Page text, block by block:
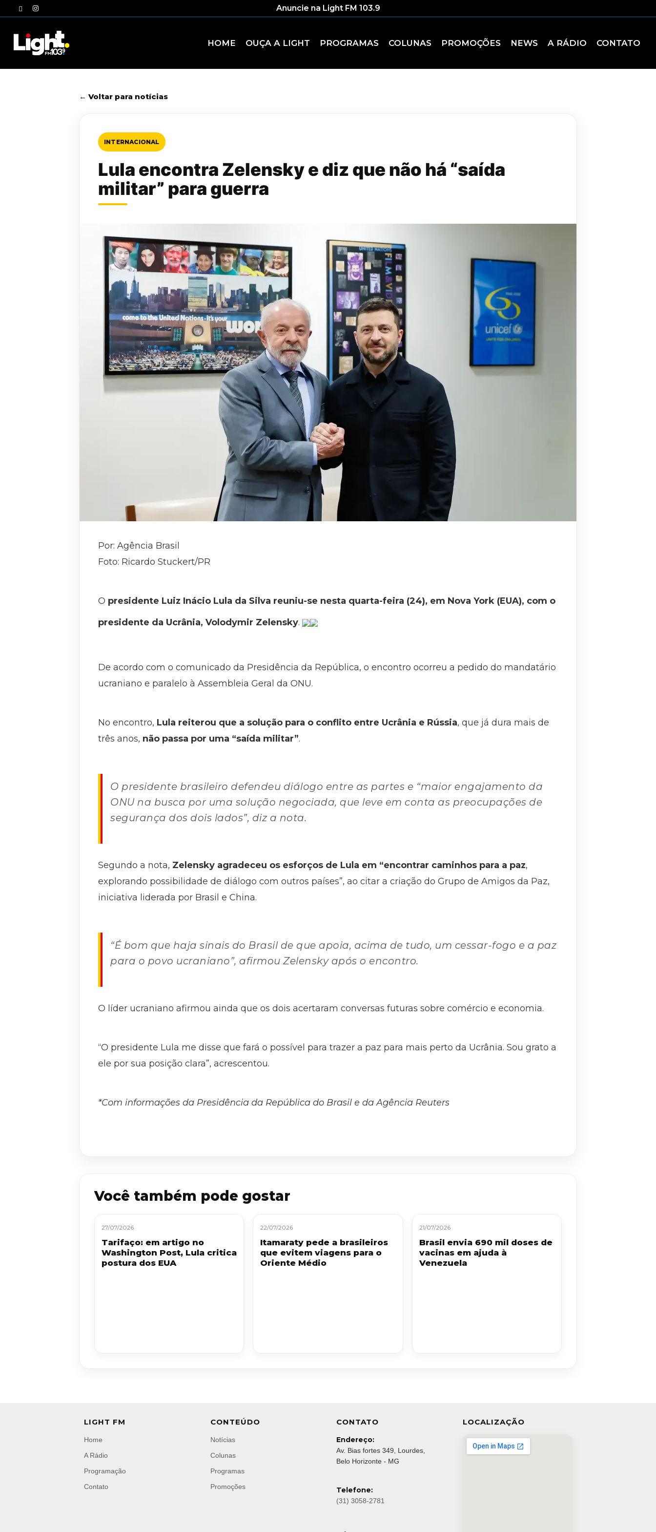
to
twitterinstagram Anuncie na Light FM 103.9
HOME OUÇA A LIGHT PROGRAMAS COLUNAS PROMOÇÕES NEWS A RÁDIO CONTATO
← Voltar para notícias
INTERNACIONAL
Lula encontra Zelensky e diz que não há “saída
militar” para guerra
Por: Agência Brasil
Foto: Ricardo Stuckert/PR
O presidente Luiz Inácio Lula da Silva reuniu-se nesta quarta-feira (24), em Nova York (EUA), com o
presidente da Ucrânia, Volodymir Zelensky.
De acordo com o comunicado da Presidência da República, o encontro ocorreu a pedido do mandatário
ucraniano e paralelo à Assembleia Geral da ONU.
No encontro, Lula reiterou que a solução para o conflito entre Ucrânia e Rússia, que já dura mais de
três anos, não passa por uma “saída militar”.
O presidente brasileiro defendeu diálogo entre as partes e “maior engajamento da
ONU na busca por uma solução negociada, que leve em conta as preocupações de
segurança dos dois lados”, diz a nota.
Segundo a nota, Zelensky agradeceu os esforços de Lula em “encontrar caminhos para a paz,
explorando possibilidade de diálogo com outros países”, ao citar a criação do Grupo de Amigos da Paz,
iniciativa liderada por Brasil e China.
“É bom que haja sinais do Brasil de que apoia, acima de tudo, um cessar-fogo e a paz
para o povo ucraniano”, afirmou Zelensky após o encontro.
O líder ucraniano afirmou ainda que os dois acertaram conversas futuras sobre comércio e economia.
“O presidente Lula me disse que fará o possível para trazer a paz para mais perto da Ucrânia. Sou grato a
ele por sua posição clara”, acrescentou.
*Com informações da Presidência da República do Brasil e da Agência Reuters
Você também pode gostar
27/07/2026
Tarifaço: em artigo no
Washington Post, Lula critica
postura dos EUA
22/07/2026
Itamaraty pede a brasileiros
que evitem viagens para o
Oriente Médio
21/07/2026
Brasil envia 690 mil doses de
vacinas em ajuda à
Venezuela
LIGHT FM
Home
A Rádio
Programação
Contato
CONTEÚDO
Notícias
Colunas
Programas
Promoções
CONTATO
Endereço:
Av. Bias fortes 349, Lourdes,
Belo Horizonte - MG
Telefone:
(31) 3058-2781
LOCALIZAÇÃO